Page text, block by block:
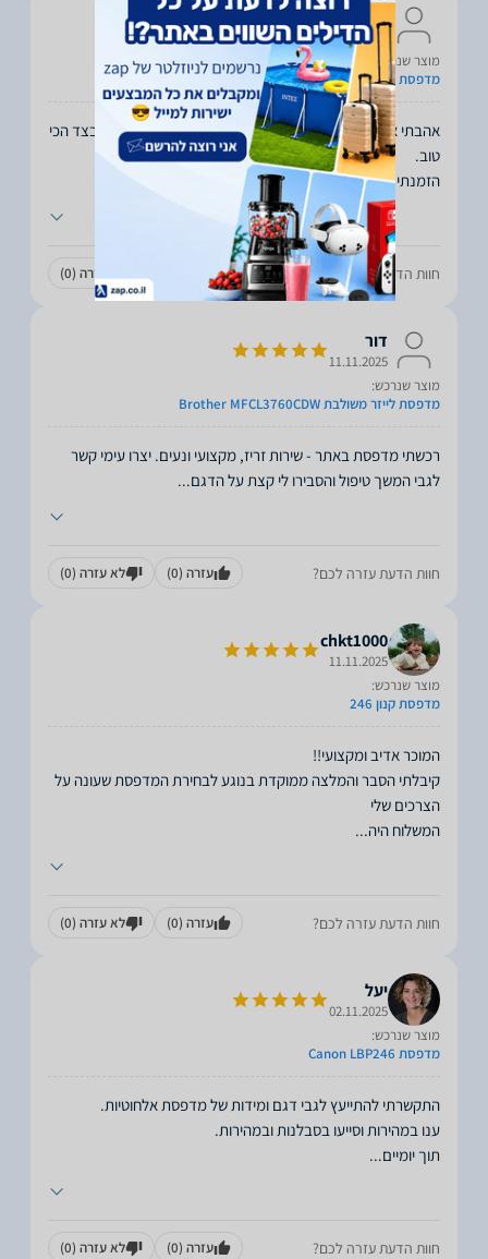
רזי
19.11.2025
מוצר שנרכש:
מדפסת קאנון 456
אהבתי את השירות, בעל הבית יודע לעשות את העבודה שלו בצד הכי
הזמנתי מדפסת דרך משלוח ותוך יומיים
חוות הדעת עזרה לכם? לא עזרה (0)
דור
11.11.2025
מוצר שנרכש:
מדפסת לייזר משולבת Brother MFCL3760CDW
רכשתי מדפסת באתר - שירות זריז, מקצועי ונעים. יצרו עימי קשר
לגבי המשך טיפול והסבירו לי קצת על הדגם...
חוות הדעת עזרה לכם? עזרה (0) לא עזרה (0)
chkt1000
11.11.2025
מוצר שנרכש:
מדפסת קנון 246
קיבלתי הסבר והמלצה ממוקדת בנוגע לבחירת המדפסת שעונה על
המשלוח היה...
חוות הדעת עזרה לכם? עזרה (0) לא עזרה (0)
יעל
02.11.2025
מוצר שנרכש:
מדפסת Canon LBP246
תוך יומיים...
חוות הדעת עזרה לכם? עזרה (0) לא עזרה (0)